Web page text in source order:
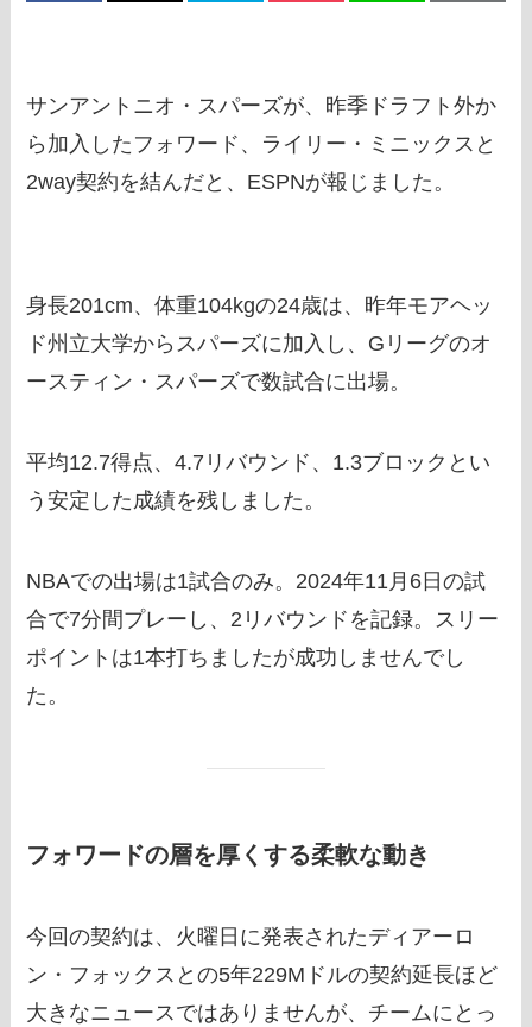
サンアントニオ・スパーズが、昨季ドラフト外か
ら加入したフォワード、ライリー・ミニックスと
2way契約を結んだと、ESPNが報じました。
身長201cm、体重104kgの24歳は、昨年モアヘッ
ド州立大学からスパーズに加入し、Gリーグのオ
ースティン・スパーズで数試合に出場。
平均12.7得点、4.7リバウンド、1.3ブロックとい
う安定した成績を残しました。
NBAでの出場は1試合のみ。2024年11月6日の試
合で7分間プレーし、2リバウンドを記録。スリー
ポイントは1本打ちましたが成功しませんでし
た。
フォワードの層を厚くする柔軟な動き
今回の契約は、火曜日に発表されたディアーロ
ン・フォックスとの5年229Mドルの契約延長ほど
大きなニュースではありませんが、チームにとっ